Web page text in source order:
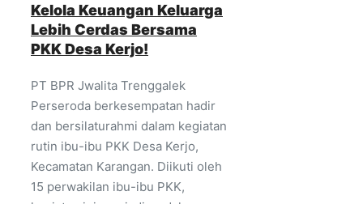
Kelola Keuangan Keluarga
Lebih Cerdas Bersama
PKK Desa Kerjo!
PT BPR Jwalita Trenggalek
Perseroda berkesempatan hadir
dan bersilaturahmi dalam kegiatan
rutin ibu-ibu PKK Desa Kerjo,
Kecamatan Karangan. Diikuti oleh
15 perwakilan ibu-ibu PKK,